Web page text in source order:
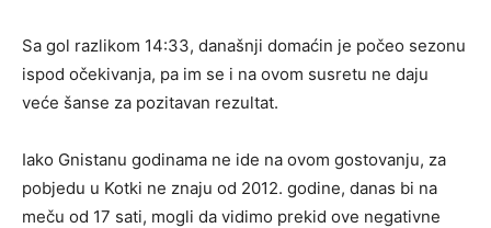
Sa gol razlikom 14:33, današnji domaćin je počeo sezonu
ispod očekivanja, pa im se i na ovom susretu ne daju
veće šanse za pozitavan rezultat.
Iako Gnistanu godinama ne ide na ovom gostovanju, za
pobjedu u Kotki ne znaju od 2012. godine, danas bi na
meču od 17 sati, mogli da vidimo prekid ove negativne